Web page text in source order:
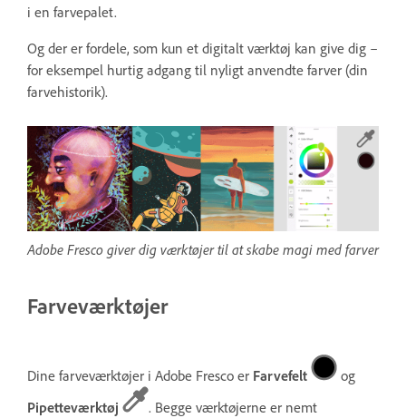
i en farvepalet.
Og der er fordele, som kun et digitalt værktøj kan give dig –
for eksempel hurtig adgang til nyligt anvendte farver (din
farvehistorik).
Adobe Fresco giver dig værktøjer til at skabe magi med farver
Farveværktøjer
Dine farveværktøjer i Adobe Fresco er Farvefelt
og
Pipetteværktøj
. Begge værktøjerne er nemt